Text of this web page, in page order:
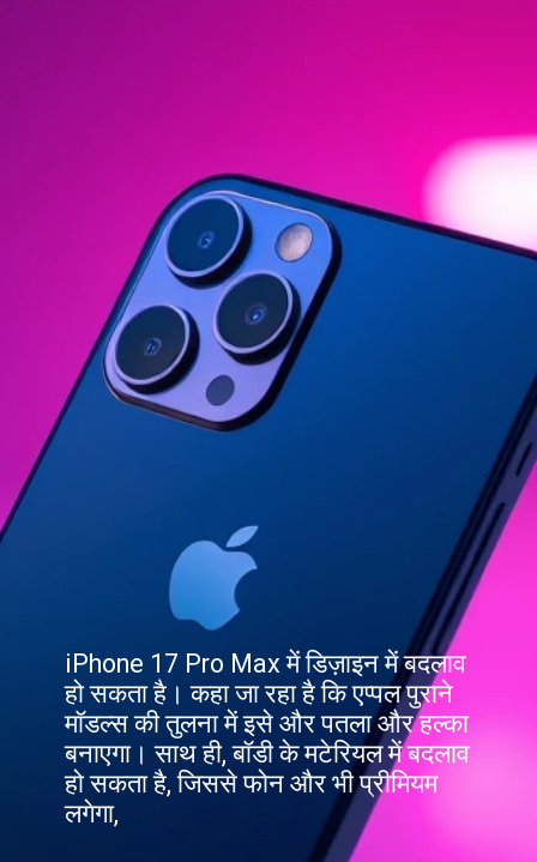
iPhone 17 Pro Max में डिज़ाइन में बदलाव
हो सकता है। कहा जा रहा है कि एप्पल पुराने
मॉडल्स की तुलना में इसे और पतला और हल्का
बनाएगा। साथ ही, बॉडी के मटेरियल में बदलाव
हो सकता है, जिससे फोन और भी प्रीमियम
लगेगा,